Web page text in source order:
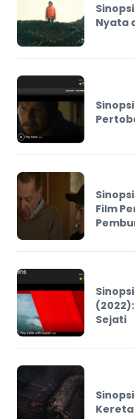
Nyata
Film
Sejati